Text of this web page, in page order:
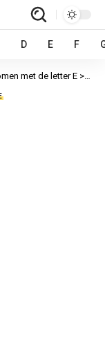
D E F
met de letter E >